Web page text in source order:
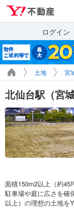
ログイン
土地 宮
北仙台駅（宮
面積150m2以上（約45
駐車場や庭に広さを確
以上）の理想の土地を